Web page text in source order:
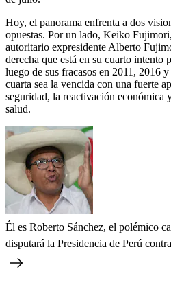
Hoy, el panorama enfrenta a dos
opuestas. Por un lado, Keiko
autoritario expresidente Alberto
derecha que está en su cuarto intento
luego de sus fracasos en 2011, 2016
cuarta sea la vencida con una fuerte
seguridad, la reactivación económica
salud.
Él es Roberto Sánchez, el polémico
disputará la Presidencia de Perú